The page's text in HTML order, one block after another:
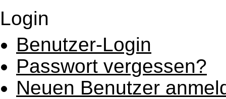
Login
Benutzer-Login
Passwort vergessen?
Neuen Benutzer